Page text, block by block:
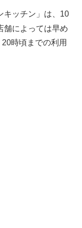
キッチン」は、10
舗によっては早め
時頃までの利用